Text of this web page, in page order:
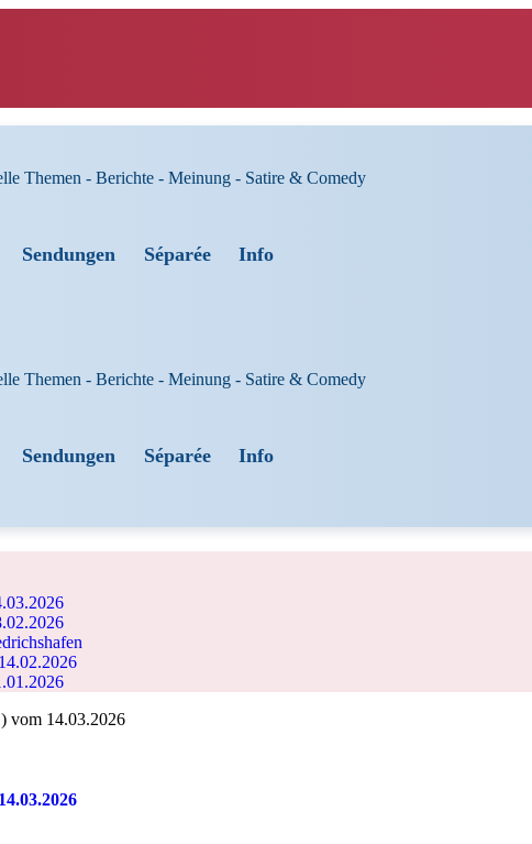
Themen - Berichte - Meinung - Satire & Comedy
Sendungen Séparée Info
Themen - Berichte - Meinung - Satire & Comedy
Sendungen Séparée Info